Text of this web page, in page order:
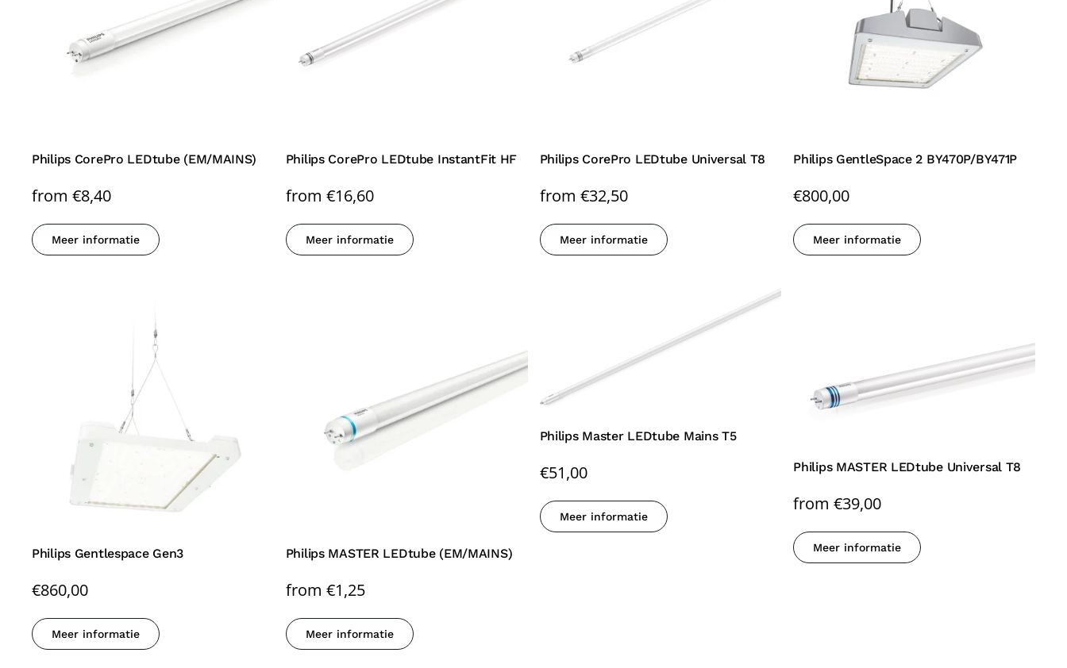
Philips CorePro LEDtube (EM/MAINS)
from €8,40
Meer informatie
Philips CorePro LEDtube InstantFit HF
from €16,60
Meer informatie
Philips CorePro LEDtube Universal T8
from €32,50
Meer informatie
Philips GentleSpace 2 BY470P/BY471P
€800,00
Meer informatie
Philips Gentlespace Gen3
€860,00
Meer informatie
Philips MASTER LEDtube (EM/MAINS)
from €1,25
Meer informatie
Philips Master LEDtube Mains T5
€51,00
Meer informatie
Philips MASTER LEDtube Universal T8
from €39,00
Meer informatie